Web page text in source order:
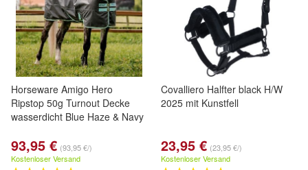
Horseware Amigo Hero
Ripstop 50g Turnout Decke
wasserdicht Blue Haze & Navy
93,95 € (93,95 €/)
Kostenloser Versand
Covalliero Halfter black H/W
2025 mit Kunstfell
23,95 € (23,95 €/)
Kostenloser Versand